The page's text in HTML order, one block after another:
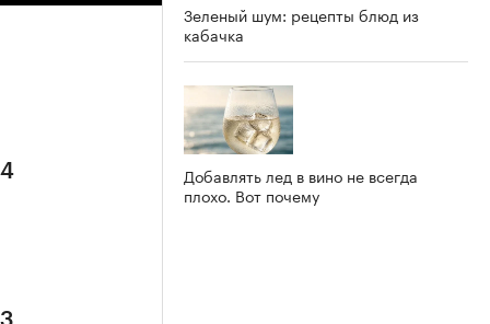
Зеленый шум: рецепты блюд из
кабачка
Добавлять лед в вино не всегда
плохо. Вот почему